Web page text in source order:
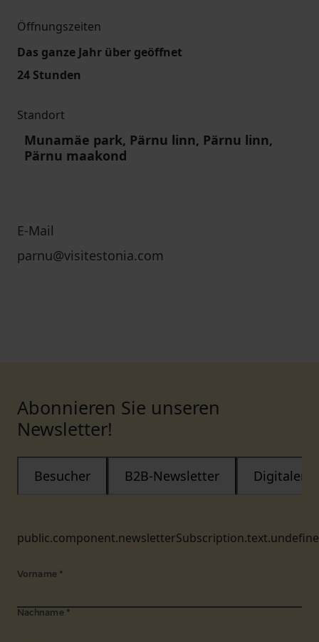
Öffnungszeiten
Das ganze Jahr über geöffnet
24 Stunden
Standort
Munamäe park, Pärnu linn, Pärnu linn,
Pärnu maakond
E-Mail
parnu@visitestonia.com
Abonnieren Sie unseren
Newsletter!
Besucher B2B-Newsletter Digitaler
Vorname *
Nachname *